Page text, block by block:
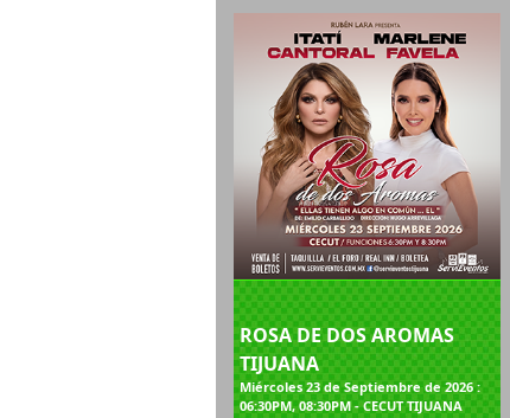
ROSA DE DOS AROMAS
TIJUANA
Miércoles 23 de Septiembre de 2026 :
06:30PM, 08:30PM - CECUT TIJUANA